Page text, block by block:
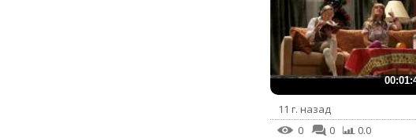
11 г. назад
0
0 0.0